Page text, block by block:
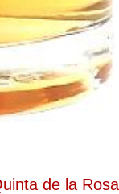
de la Rosa